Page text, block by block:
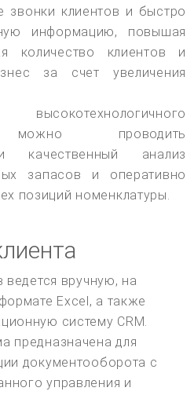
звонки клиентов и быстро
информацию, повышая
количество клиентов и
за счет увеличения
можно проводить
качественный анализ
запасов и оперативно
позиций номенклатуры.
ведется вручную, на
Excel, а также
систему CRM.
предназначена для
документооборота с
управления и